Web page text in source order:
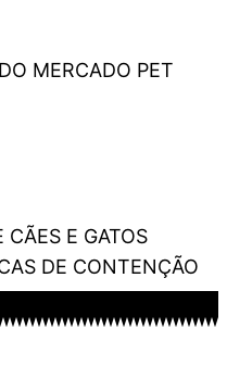
MERCADO PET
E GATOS
DE CONTENÇÃO